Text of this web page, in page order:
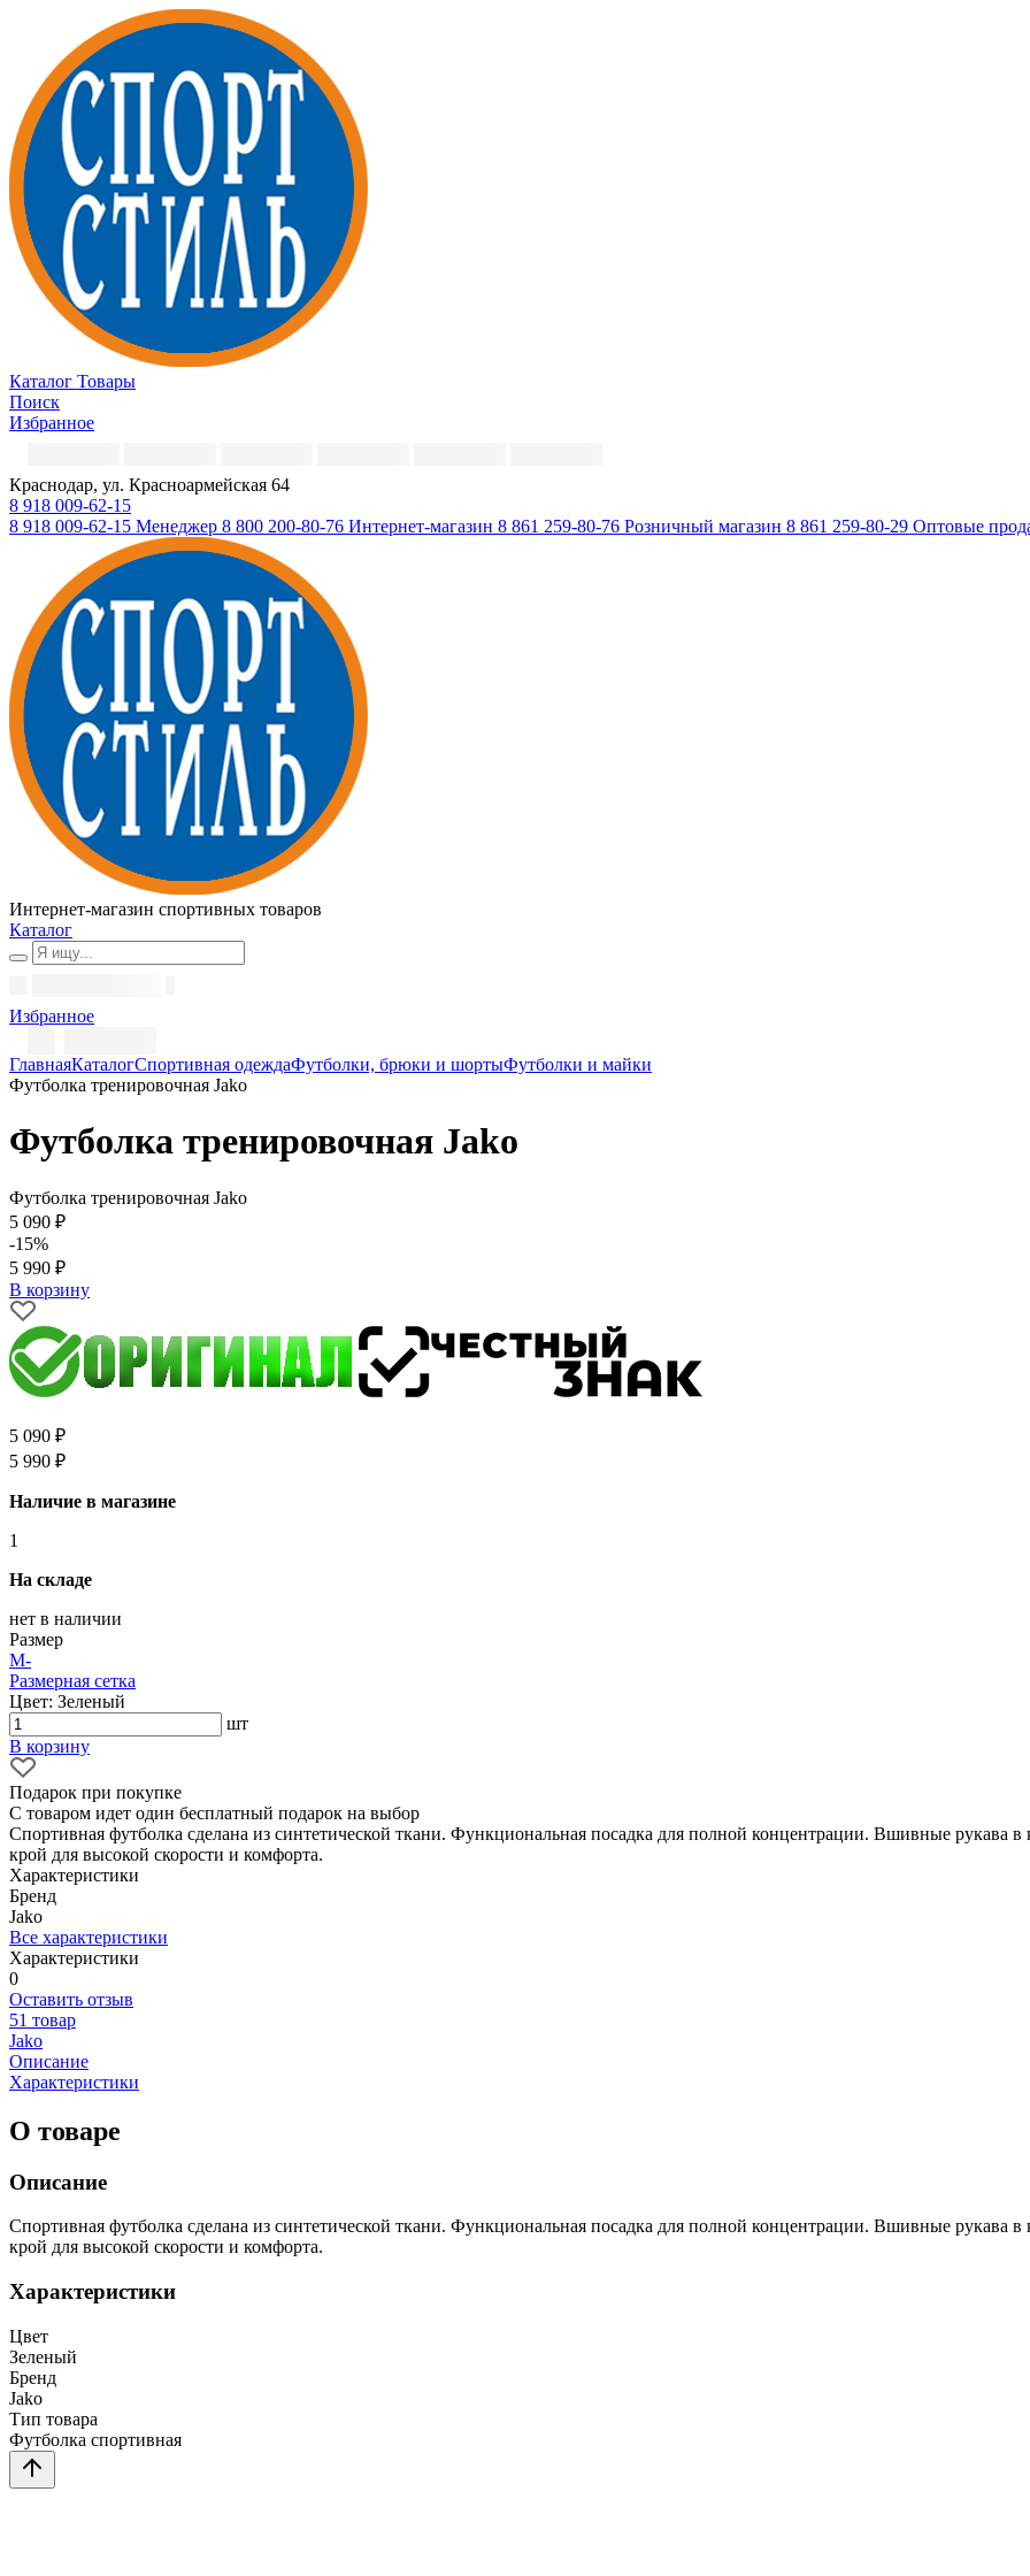
Каталог Товары
Поиск
Избранное
Краснодар, ул. Красноармейская 64
8 918 009-62-15
8 918 009-62-15 Менеджер 8 800 200-80-76 Интернет-магазин 8 861 259-80-76 Розничный магазин 8 861 259-80-29 Оптовые
Интернет-магазин спортивных товаров
Каталог
Избранное
ГлавнаяКаталогСпортивная одеждаФутболки, брюки и шортыФутболки и майки
Футболка тренировочная Jako
Футболка тренировочная Jako
Футболка тренировочная Jako
5 090 ₽
-15%
5 990 ₽
В корзину
5 090 ₽
5 990 ₽
Наличие в магазине
1
На складе
нет в наличии
Размер
M-
Размерная сетка
Цвет: Зеленый
шт
В корзину
Подарок при покупке
С товаром идет один бесплатный подарок на выбор
Спортивная футболка сделана из синтетической ткани. Функциональная посадка для полной концентрации. Вшивные
крой для высокой скорости и комфорта.
Характеристики
Бренд
Jako
Все характеристики
Характеристики
0
Оставить отзыв
51 товар
Jako
Описание
Характеристики
О товаре
Описание
Спортивная футболка сделана из синтетической ткани. Функциональная посадка для полной концентрации. Вшивные
крой для высокой скорости и комфорта.
Характеристики
Цвет
Зеленый
Бренд
Jako
Тип товара
Футболка спортивная